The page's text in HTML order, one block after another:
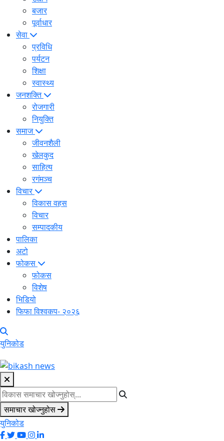
बजार
पूर्वाधार
सेवा
प्रविधि
पर्यटन
शिक्षा
स्वास्थ्य
जनशक्ति
रोजगारी
नियुक्ति
समाज
जीवनशैली
खेलकुद
साहित्य
रगंमञ्च
विचार
विकास वहस
विचार
सम्पादकीय
पालिका
अटो
फोकस
फोकस
विशेष
भिडियो
फिफा विश्वकप- २०२६
युनिकोड
समाचार खोज्नुहोस
युनिकोड